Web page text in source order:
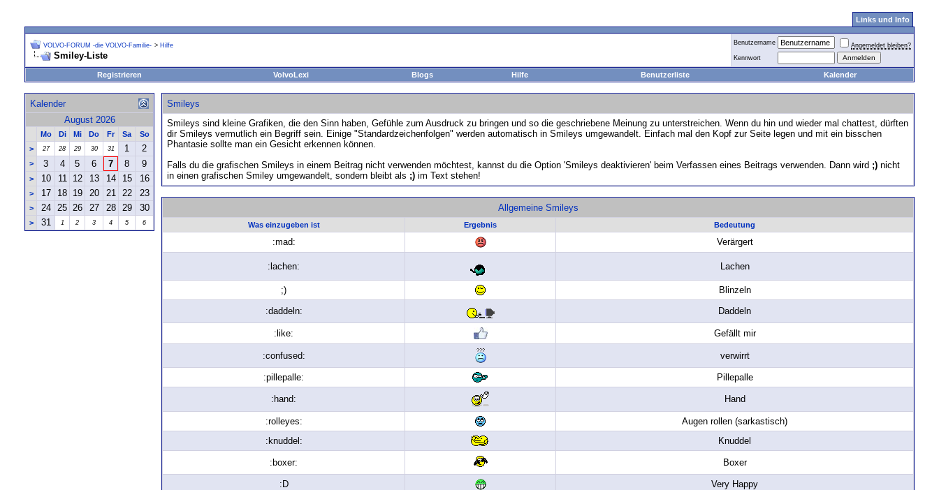
Links und Info
VOLVO-FORUM -die VOLVO-Familie- > Hilfe
Smiley-Liste
Benutzername
Angemeldet bleiben?
Kennwort
Registrieren VolvoLexi Blogs Hilfe Benutzerliste Kalender
Kalender
August 2026
Mo Di Mi Do Fr Sa
So
>
27 28 29 30 31 1 2
> 3 4 5 6 7 8 9
> 10 11 12 13 14 15 16
> 17 18 19 20 21 22 23
> 24 25 26 27 28 29 30
> 31 1 2 3 4 5 6
Smileys
Smileys sind kleine Grafiken, die den Sinn haben, Gefühle zum Ausdruck zu bringen und so die geschriebene Meinung zu unterstreichen. Wenn du hin und wieder mal chattest, dürften
dir Smileys vermutlich ein Begriff sein. Einige "Standardzeichenfolgen" werden automatisch in Smileys umgewandelt. Einfach mal den Kopf zur Seite legen und mit ein bisschen
Phantasie sollte man ein Gesicht erkennen können.
Falls du die grafischen Smileys in einem Beitrag nicht verwenden möchtest, kannst du die Option 'Smileys deaktivieren' beim Verfassen eines Beitrags verwenden. Dann wird ;) nicht
in einen grafischen Smiley umgewandelt, sondern bleibt als ;) im Text stehen!
Allgemeine Smileys
Was einzugeben ist Ergebnis Bedeutung
:mad: Verärgert
:lachen: Lachen
;)
Blinzeln
:daddeln:
Daddeln
:like: Gefällt mir
:confused: verwirrt
:pillepalle: Pillepalle
:hand: Hand
:rolleyes:
Augen rollen (sarkastisch)
:knuddel:
Knuddel
:boxer: Boxer
:D Very Happy